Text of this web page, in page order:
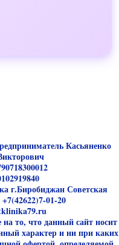
Касьяненко
г.Биробиджан Советская
01-20
то, что данный сайт носит
характер и ни при каких